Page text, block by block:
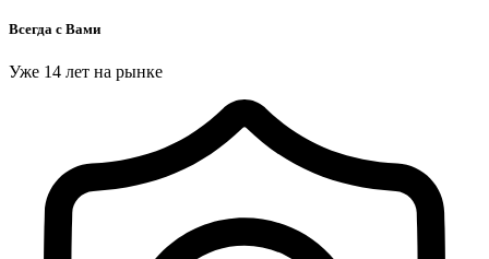
Всегда с Вами
Уже 14 лет на рынке